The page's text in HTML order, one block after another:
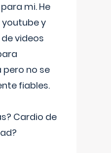
mi. He
y
videos
no se
fiables.
Cardio de